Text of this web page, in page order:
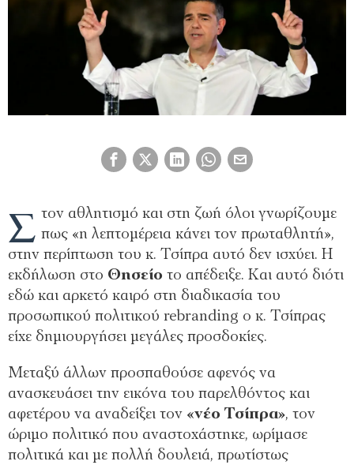
Σ τον αθλητισμό και στη ζωή όλοι γνωρίζουμε
πως «η λεπτομέρεια κάνει τον πρωταθλητή»,
στην περίπτωση του κ. Τσίπρα αυτό δεν ισχύει. Η
εκδήλωση στο Θησείο το απέδειξε. Και αυτό διότι
εδώ και αρκετό καιρό στη διαδικασία του
προσωπικού πολιτικού rebranding ο κ. Τσίπρας
είχε δημιουργήσει μεγάλες προσδοκίες.
Μεταξύ άλλων προσπαθούσε αφενός να
ανασκευάσει την εικόνα του παρελθόντος και
αφετέρου να αναδείξει τον «νέο Τσίπρα», τον
ώριμο πολιτικό που αναστοχάστηκε, ωρίμασε
πολιτικά και με πολλή δουλειά, πρωτίστως